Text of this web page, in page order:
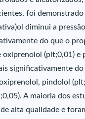
foi demonstrado
diminui a
do que o
(plt;0,01) e
significativamente
pindolol
A maioria dos
alta qualidade e